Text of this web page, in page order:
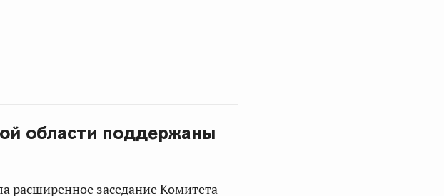
области поддержаны
расширенное заседание Комитета